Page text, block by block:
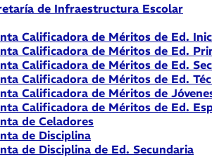
de Infraestructura Escolar
Calificadora de Méritos de Ed.
Calificadora de Méritos de Ed.
Calificadora de Méritos de Ed.
Calificadora de Méritos de Ed.
Calificadora de Méritos de
Calificadora de Méritos de Ed.
de Celadores
de Disciplina
de Disciplina de Ed. Secundaria